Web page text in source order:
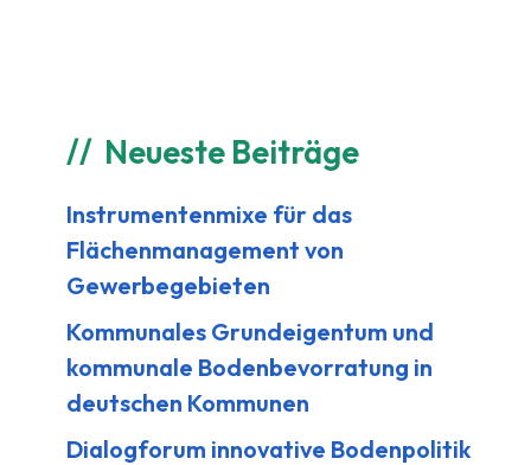
Neueste Beiträge
Instrumentenmixe für das
Flächenmanagement von
Gewerbegebieten
Kommunales Grundeigentum und
kommunale Bodenbevorratung in
deutschen Kommunen
Dialogforum innovative Bodenpolitik